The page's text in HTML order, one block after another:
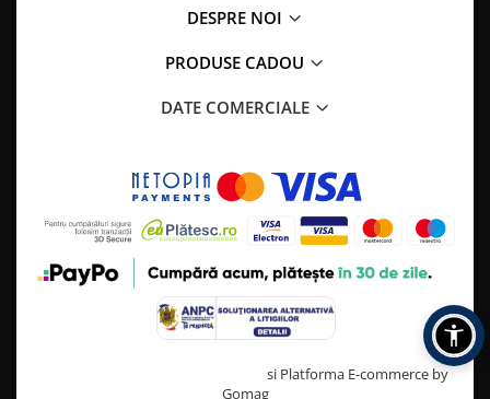
DESPRE NOI
PRODUSE CADOU
DATE COMERCIALE
si Platforma E-commerce by
Gomag